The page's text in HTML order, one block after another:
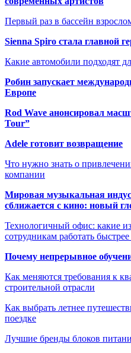
Первый раз в бассейн
Sienna Spiro стала главной
Какие автомобили подходят
Робин запускает
Европе
Rod Wave анонсировал
Tour”
Adele готовит возвращение
Что нужно знать о
компании
Мировая музыкальная
сближается с кино: новый
Технологичный офис: какие
сотрудникам работать
Почему непрерывное
Как меняются требования к
строительной отрасли
Как выбрать летнее
поездке
Лучшие бренды блоков